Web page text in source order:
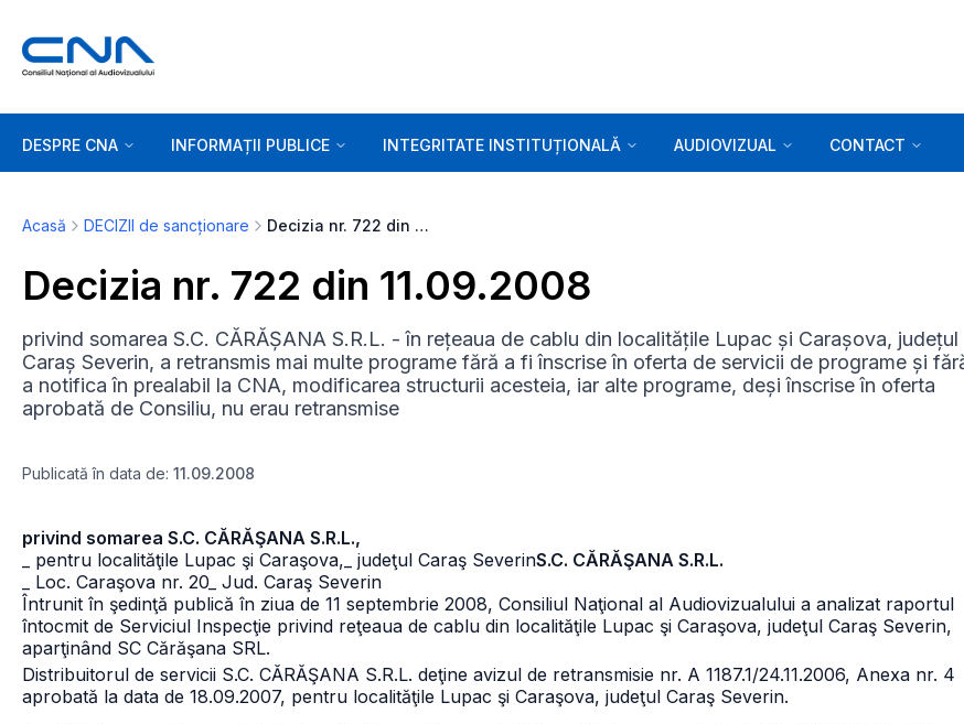
DESPRE CNA INFORMAȚII PUBLICE INTEGRITATE INSTITUȚIONALĂ AUDIOVIZUAL CONTACT
Acasă DECIZII de sancționare Decizia nr. 722 din 11.09.2008
Decizia nr. 722 din 11.09.2008
privind somarea S.C. CĂRĂȘANA S.R.L. - în rețeaua de cablu din localitățile Lupac și Carașova, județul
Caraș Severin, a retransmis mai multe programe fără a fi înscrise în oferta de servicii de programe și
a notifica în prealabil la CNA, modificarea structurii acesteia, iar alte programe, deși înscrise în oferta
aprobată de Consiliu, nu erau retransmise
Publicată în data de: 11.09.2008
privind somarea S.C. CĂRĂŞANA S.R.L.,
_ pentru localităţile Lupac şi Caraşova, _ judeţul Caraş SeverinS.C. CĂRĂŞANA S.R.L.
_ Loc. Caraşova nr. 20 _ Jud. Caraş Severin
Întrunit în şedinţă publică în ziua de 11 septembrie 2008, Consiliul Naţional al Audiovizualului a analizat raportul
întocmit de Serviciul Inspecţie privind reţeaua de cablu din localităţile Lupac şi Caraşova, judeţul Caraş Severin,
aparţinând SC Cărăşana SRL.
Distribuitorul de servicii S.C. CĂRĂŞANA S.R.L. deţine avizul de retransmisie nr. A 1187.1/24.11.2006, Anexa nr. 4
aprobată la data de 18.09.2007, pentru localităţile Lupac şi Caraşova, judeţul Caraş Severin.